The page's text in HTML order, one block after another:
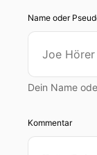
Name oder
Dein Name
Kommentar